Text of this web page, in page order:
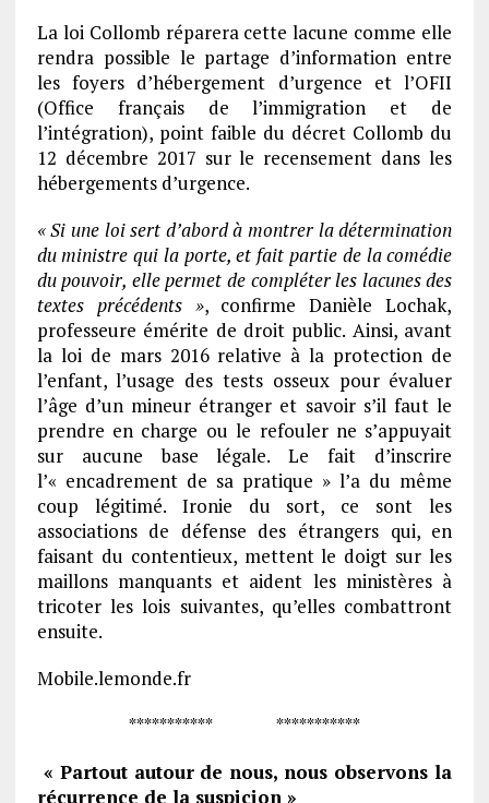
La loi Collomb réparera cette lacune comme elle
rendra possible le partage d’information entre
les foyers d’hébergement d’urgence et l’OFII
(Office français de l’immigration et de
l’intégration), point faible du décret Collomb du
12 décembre 2017 sur le recensement dans les
hébergements d’urgence.
« Si une loi sert d’abord à montrer la détermination
du ministre qui la porte, et fait partie de la comédie
du pouvoir, elle permet de compléter les lacunes des
textes précédents », confirme Danièle Lochak,
professeure émérite de droit public. Ainsi, avant
la loi de mars 2016 relative à la protection de
l’enfant, l’usage des tests osseux pour évaluer
l’âge d’un mineur étranger et savoir s’il faut le
prendre en charge ou le refouler ne s’appuyait
sur aucune base légale. Le fait d’inscrire
l’« encadrement de sa pratique » l’a du même
coup légitimé. Ironie du sort, ce sont les
associations de défense des étrangers qui, en
faisant du contentieux, mettent le doigt sur les
maillons manquants et aident les ministères à
tricoter les lois suivantes, qu’elles combattront
ensuite.
Mobile.lemonde.fr
*********** ***********
« Partout autour de nous, nous observons la
récurrence de la suspicion »